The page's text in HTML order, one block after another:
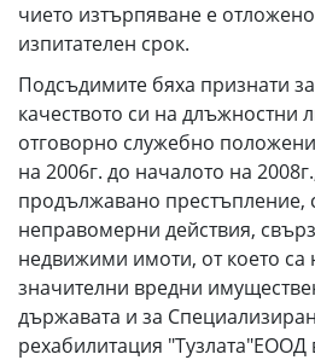
чието изтърпяване е
изпитателен срок.
Подсъдимите бяха признати
качеството си на длъжностни
отговорно служебно
на 2006г. до началото на
продължавано престъпление,
неправомерни действия,
недвижими имоти, от което са
значителни вредни
държавата и за
рехабилитация "Тузлата"ЕООД